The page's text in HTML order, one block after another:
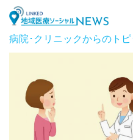
病院･クリニックからのトピ